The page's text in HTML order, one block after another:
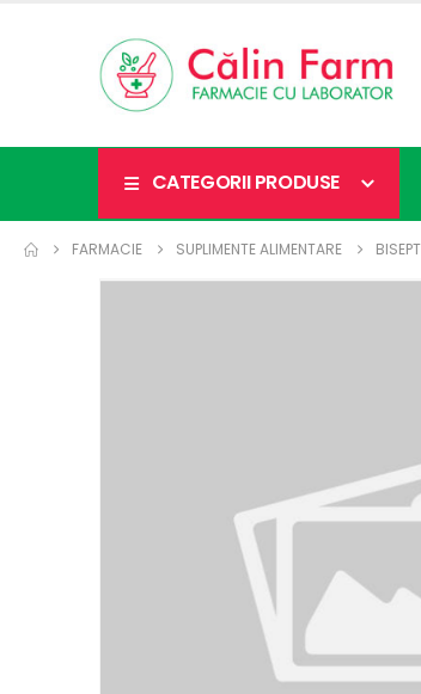
CATEGORII PRODUSE
FARMACIE SUPLIMENTE ALIMENTARE